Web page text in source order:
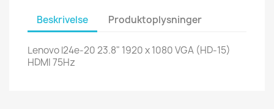
Beskrivelse Produktoplysninger
Lenovo l24e-20 23.8" 1920 x 1080 VGA (HD-15)
HDMI 75Hz